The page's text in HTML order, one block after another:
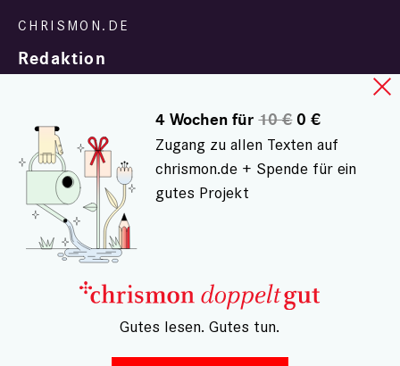
Redaktion
In Zusammenarbeit mit
© chrismon.de 2001 - 2026
Alle Rechte vorbehalten.
4 Wochen für10 €0 €
Zugang zu allen Texten auf
chrismon.de + Spende für ein
gutes Projekt
– Gutes lesen. Gutes tun.